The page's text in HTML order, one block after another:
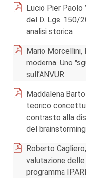
Lucio Pier Paolo
del D. Lgs. 150/
analisi storica
Mario Morcellini,
moderna. Uno
sull’ANVUR
Maddalena
teorico
contrasto alla
del
Roberto
valutazione
programma